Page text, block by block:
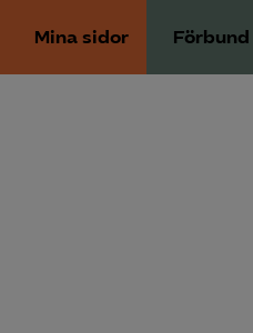
Mina sidor Förbund